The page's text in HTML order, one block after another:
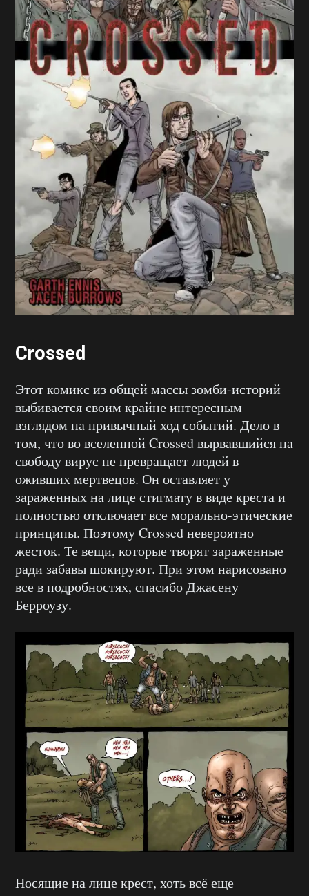
Crossed
Этот комикс из общей массы зомби-историй
выбивается своим крайне интересным
взглядом на привычный ход событий. Дело в
том, что во вселенной Crossed вырвавшийся на
свободу вирус не превращает людей в
оживших мертвецов. Он оставляет у
зараженных на лице стигмату в виде креста и
полностью отключает все морально-этические
принципы. Поэтому Crossed невероятно
жесток. Те вещи, которые творят зараженные
ради забавы шокируют. При этом нарисовано
все в подробностях, спасибо Джасену
Берроузу.
Носящие на лице крест, хоть всё еще